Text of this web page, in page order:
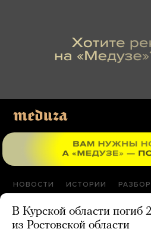
НОВОСТИ ИСТОРИИ РАЗБОР
В Курской области погиб
из Ростовской области